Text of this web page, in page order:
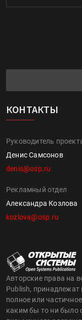
КОНТАКТЫ
Руководитель
Денис Самсонов
denis@osp.ru
Рекламный отдел
Александра Козлова
kozlova@osp.ru
Авторские права на
Publish,
полное или
каким бы то ни было